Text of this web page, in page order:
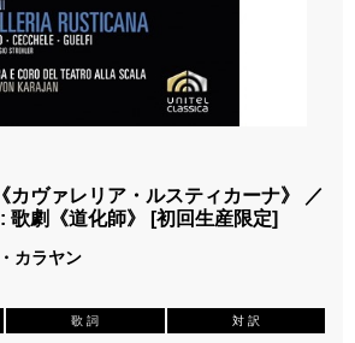
カヴァレリア・ルスティカーナ》 ／
歌劇《道化師》 [初回生産限定]
カラヤン
歌 詞 対 訳